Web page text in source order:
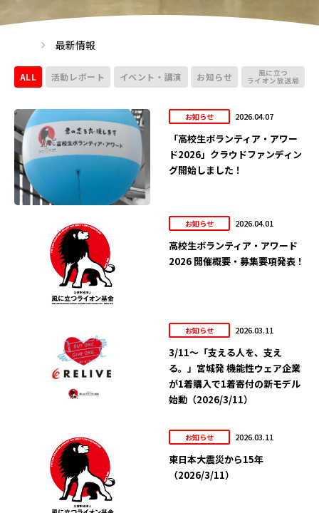
最新情報
ALL 活動レポート イベント・講演 お知らせ 風に立つ
ライオン放送局
お知らせ 2026.04.07
「高校生ボランティア・アワー
ド2026」クラウドファンディン
グ開始しました！
お知らせ 2026.04.01
高校生ボランティア・アワード
2026 開催概要・募集要項発表！
お知らせ 2026.03.11
3/11～「支える人を、支え
る。」宮城発 機能性ウェア企業
が1着購入で1着寄付の新モデル
始動（2026/3/11）
お知らせ 2026.03.11
東日本大震災から15年
（2026/3/11）